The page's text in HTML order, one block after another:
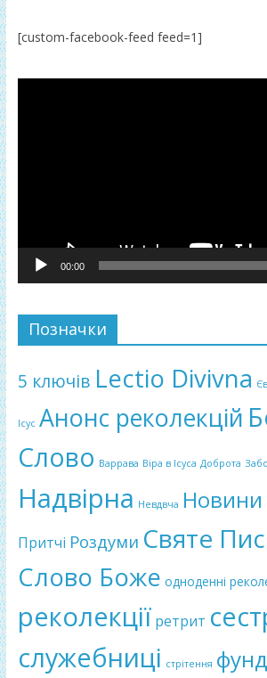
[custom-facebook-feed feed=1]
00:00
Позначки
5 ключів Lectio Divivna
Ісус Анонс реколекцій
Слово Варрава Віра в Ісуса Доброта
Надвірна Невдвча Новини
Притчі Роздуми Святе
Слово Боже одноденні
реколекції ретрит
служебниці стрітення